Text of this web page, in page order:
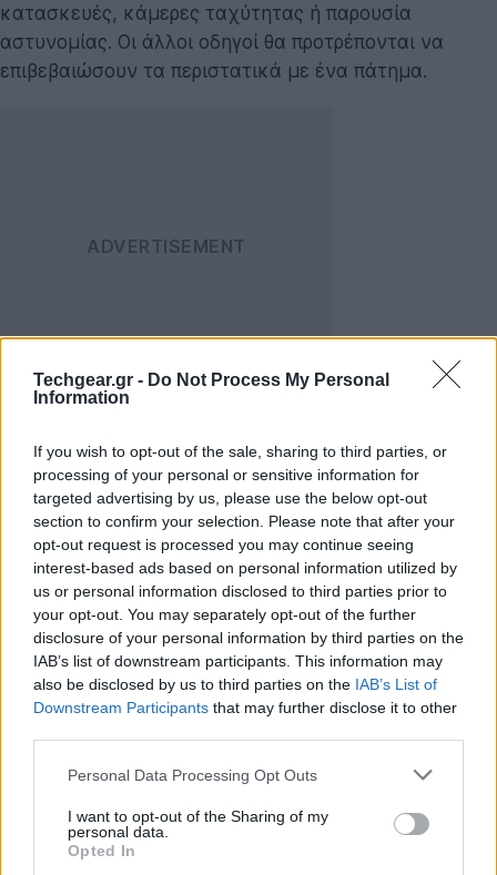
Techgear.gr - Do Not Process My Personal
Information
If you wish to opt-out of the sale, sharing to third parties, or
processing of your personal or sensitive information for
targeted advertising by us, please use the below opt-out
section to confirm your selection. Please note that after your
opt-out request is processed you may continue seeing
interest-based ads based on personal information utilized by
us or personal information disclosed to third parties prior to
your opt-out. You may separately opt-out of the further
disclosure of your personal information by third parties on the
IAB’s list of downstream participants. This information may
also be disclosed by us to third parties on the IAB’s List of
Downstream Participants that may further disclose it to other
Please note that this website/app uses one or more Google
not limited to your visit or usage behaviour. You may click to
grant or deny consent to Google and its third-party tags to
use your data for below specified purposes in below Google
Personal Data Processing Opt Outs
I want to opt-out of the Sharing of my
personal data.
Opted In
κατασκευές, κάμερες ταχύτητας ή παρουσία
αστυνομίας. Οι άλλοι οδηγοί θα προτρέπονται να
επιβεβαιώσουν τα περιστατικά με ένα πάτημα.
Μπορεί να φαίνεται ότι το Waze και το Google Maps
εφαρμογές συνεχίζουν να παραμένουν ξεχωριστές. Ο
επικεφαλής του τμήματος προϊόντων για το Google
Maps,Can Comertoglu, δήλωσε στο The Verge ότι οι
χρήστες του Waze είναι πολύ αφοσιωμένοι.
Προτιμούν ορισμένα από τα πράγματα που κάνει το
Waze σε σχέση με το Google Maps και γνωρίζουμε ότι
ισχύει και το αντίστροφο ».
Η υπηρεσίαGoogle Mapsπροσθέτει επίσης νέα
καθοδήγηση προορισμούπου θααναγνωρίζει την
είσοδο ενός κτιρίου καθώς το πλησιάζετε. Η
λειτουργία αυτή θα εντοπίζει το ακριβές κτίριοστο
, ενώ μιαπράσινη ένδειξη θα δείχνει την
κύρια είσοδο του κτιρίου